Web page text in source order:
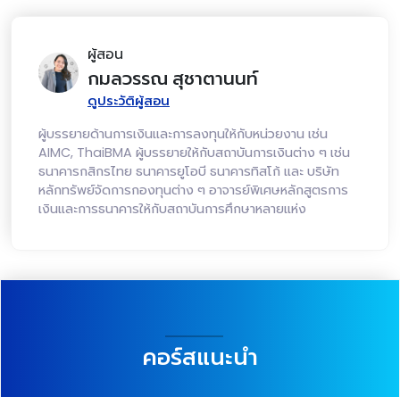
ผู้สอน
กมลวรรณ สุชาตานนท์
ดูประวัติผู้สอน
ผู้บรรยายด้านการเงินและการลงทุนให้กับหน่วยงาน เช่น
AIMC, ThaiBMA ผู้บรรยายให้กับสถาบันการเงินต่าง ๆ เช่น
ธนาคารกสิกรไทย ธนาคารยูโอบี ธนาคารทิสโก้ และ บริษัท
หลักทรัพย์จัดการกองทุนต่าง ๆ อาจารย์พิเศษหลักสูตรการ
เงินและการธนาคารให้กับสถาบันการศึกษาหลายแห่ง
คอร์สแนะนำ